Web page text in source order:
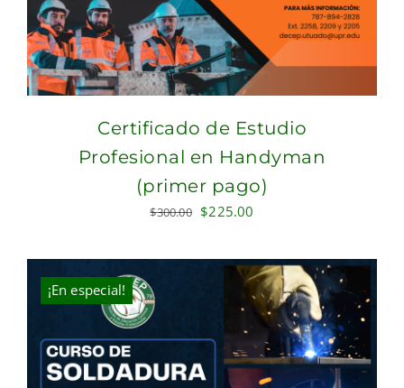
Certificado de Estudio
Profesional en Handyman
(primer pago)
$300.00 Original
was:
$300.00.
$225.00
is:
$225.00.
¡En especial!